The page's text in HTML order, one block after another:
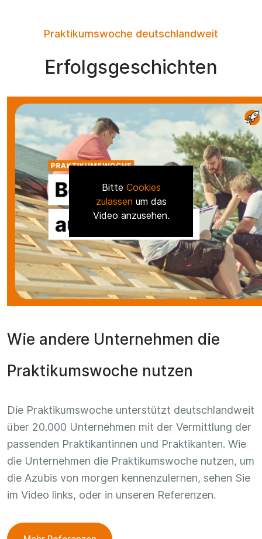
Praktikumswoche deutschlandweit
Erfolgsgeschichten
Bitte Cookies
zulassen um das
Video anzusehen.
Wie andere Unternehmen die
Praktikumswoche nutzen
Die Praktikumswoche unterstützt deutschlandweit
über 20.000 Unternehmen mit der Vermittlung der
passenden Praktikantinnen und Praktikanten. Wie
die Unternehmen die Praktikumswoche nutzen, um
die Azubis von morgen kennenzulernen, sehen Sie
im Video links, oder in unseren Referenzen.